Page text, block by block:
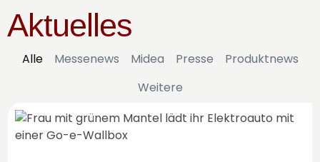
Aktuelles
Messenews Midea Presse
Produktnews
Weitere
Alle